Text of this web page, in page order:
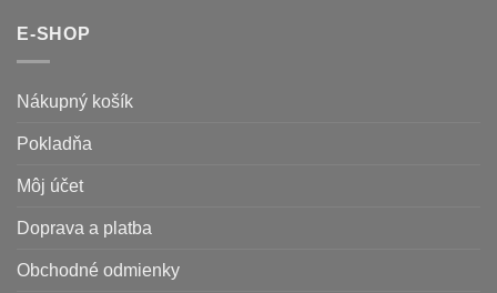
E-SHOP
Nákupný košík
Pokladňa
Môj účet
Doprava a platba
Obchodné odmienky